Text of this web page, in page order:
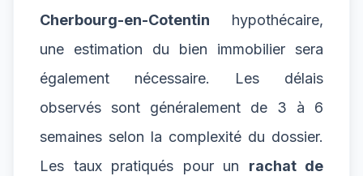
Cherbourg-en-Cotentin hypothécaire,
une estimation du bien immobilier sera
également nécessaire. Les délais
observés sont généralement de 3 à 6
semaines selon la complexité du dossier.
Les taux pratiqués pour un rachat de